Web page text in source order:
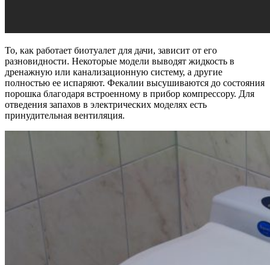
То, как работает биотуалет для дачи, зависит от его
разновидности. Некоторые модели выводят жидкость в
дренажную или канализационную систему, а другие
полностью ее испаряют. Фекалии высушиваются до состояния
порошка благодаря встроенному в прибор компрессору. Для
отведения запахов в электрических моделях есть
принудительная вентиляция.